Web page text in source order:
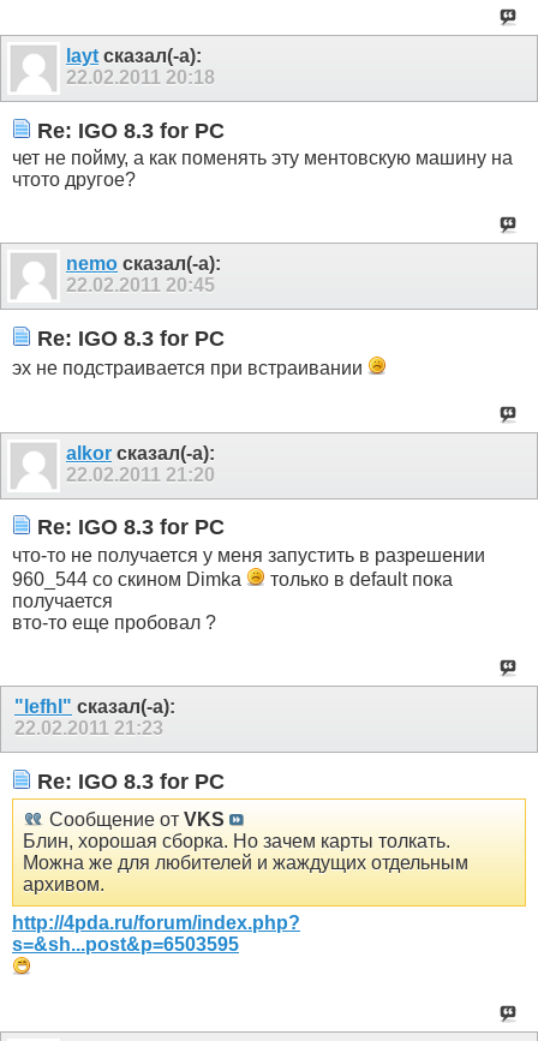
layt сказал(-а):
22.02.2011 20:18
Re: IGO 8.3 for PC
чет не пойму, а как поменять эту ментовскую машину на
чтото другое?
nemo сказал(-а):
22.02.2011 20:45
Re: IGO 8.3 for PC
эх не подстраивается при встраивании
alkor сказал(-а):
22.02.2011 21:20
Re: IGO 8.3 for PC
что-то не получается у меня запустить в разрешении
960_544 со скином Dimka
только в default пока
получается
вто-то еще пробовал ?
"lefhl" сказал(-а):
22.02.2011 21:23
Re: IGO 8.3 for PC
Сообщение от VKS
Блин, хорошая сборка. Но зачем карты толкать.
Можна же для любителей и жаждущих отдельным
архивом.
http://4pda.ru/forum/index.php?
s=&sh...post&p=6503595